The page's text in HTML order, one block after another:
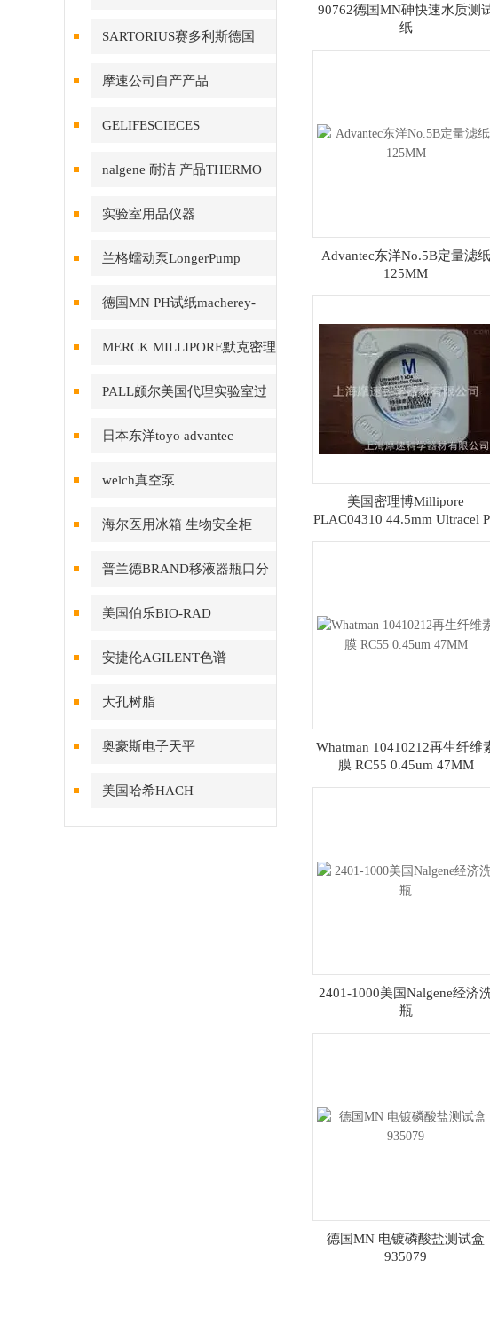
SARTORIUS赛多利斯德国
摩速公司自产产品
GELIFESCIECES
nalgene 耐洁 产品THERMO
赛默飞
实验室用品仪器
兰格蠕动泵LongerPump
德国MN PH试纸macherey-
MERCK MILLIPORE默克密理
PALL颇尔美国代理实验室过
滤产品
日本东洋toyo advantec
welch真空泵
海尔医用冰箱 生物安全柜
普兰德BRAND移液器瓶口分
配器
美国伯乐BIO-RAD
安捷伦AGILENT色谱
大孔树脂
奥豪斯电子天平
美国哈希HACH
90762德国MN砷快速水质测
纸
Advantec东洋No.5B定量滤纸
125MM
美国密理博Millipore
PLAC04310 44.5mm Ultracel
Whatman 10410212再生纤维
膜 RC55 0.45um 47MM
2401-1000美国Nalgene经济
瓶
德国MN 电镀磷酸盐测试盒
935079